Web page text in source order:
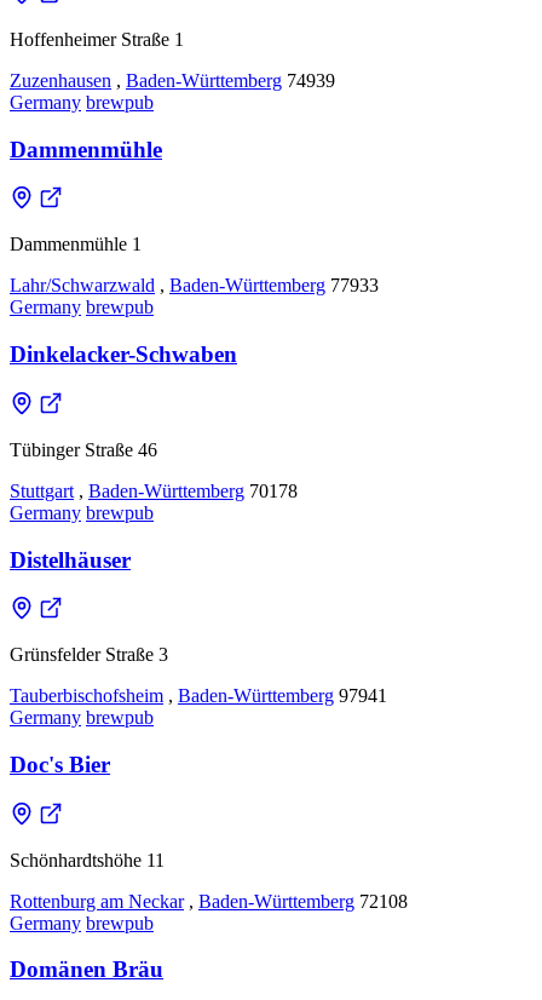
Hoffenheimer Straße 1
Zuzenhausen , Baden-Württemberg 74939
Germany brewpub
Dammenmühle
Dammenmühle 1
Lahr/Schwarzwald , Baden-Württemberg 77933
Germany brewpub
Dinkelacker-Schwaben
Tübinger Straße 46
Stuttgart , Baden-Württemberg 70178
Germany brewpub
Distelhäuser
Grünsfelder Straße 3
Tauberbischofsheim , Baden-Württemberg 97941
Germany brewpub
Doc's Bier
Schönhardtshöhe 11
Rottenburg am Neckar , Baden-Württemberg 72108
Germany brewpub
Domänen Bräu